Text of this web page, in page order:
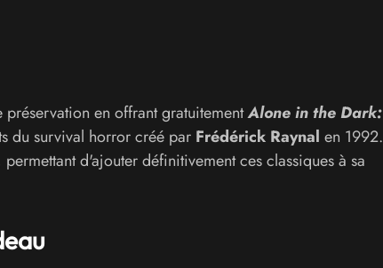
en offrant gratuitementAlone in the Dark:
du survival horror créé par Frédérick Raynal en 1992.
d'ajouter définitivement ces classiques à sa